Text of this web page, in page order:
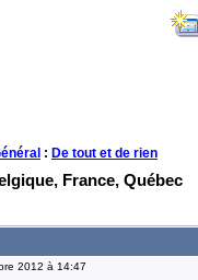
: De tout et de rien
France, Québec
2012 à 14:47